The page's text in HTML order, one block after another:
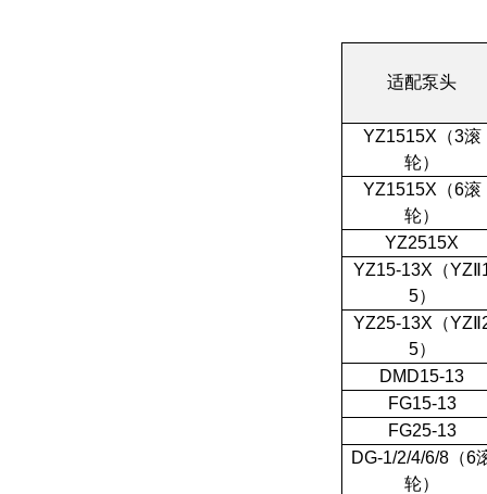
适配泵头
YZ1515X（3滚
轮）
YZ1515X（6滚
轮）
YZ2515X
YZ15-13X（
5）
YZ25-13X（
5）
DMD15-13
FG15-13
FG25-13
DG-1/2/4/6/8（6
轮）